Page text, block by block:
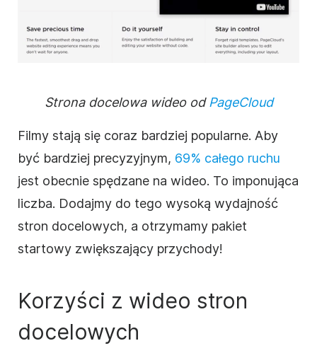
Strona docelowa wideo odPageCloud
Filmy stają się coraz bardziej popularne. Aby
być bardziej precyzyjnym, 69% całego ruchu
jest obecnie spędzane na wideo. To imponująca
liczba. Dodajmy do tego wysoką wydajność
stron docelowych, a otrzymamy pakiet
startowy zwiększający przychody!
Korzyści z wideo stron
docelowych